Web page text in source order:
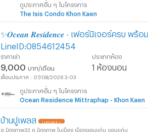
ดูประกาศอื่น ๆ ในโครงการ
The Isis Condo Khon Kaen
✨𝑶𝒄𝒆𝒂𝒏 𝑹𝒆𝒔𝒊𝒅𝒆𝒏𝒄𝒆 - เฟอร์นิเจอร์ครบ พร้
LineID:0854612454
ราคาเช่า
9,000 บาท/เดือน
ประเภทห้อง
1 ห้องนอน
07/08/2026 3:03
ดูประกาศอื่น ๆ ในโครงการ
Ocean Residence Mittraphap - Khon Kaen
บ้านปูเพลส UPDATE !
ซ.มิตรภาพ32 ถ.มิตรภาพ ในเมือง เมืองขอนแก่น ขอนแก่น